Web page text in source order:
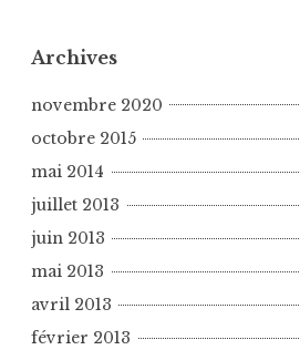
Archives
novembre 2020
octobre 2015
mai 2014
juillet 2013
juin 2013
mai 2013
avril 2013
février 2013